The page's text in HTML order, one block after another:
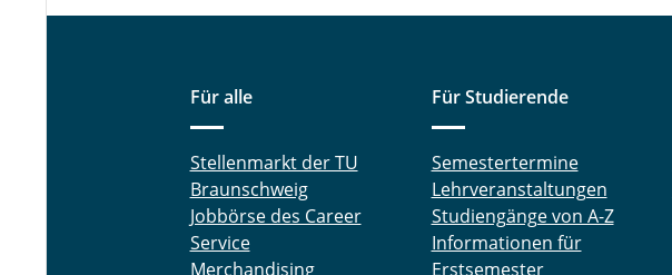
Für alle
Stellenmarkt der TU
Braunschweig
Jobbörse des Career
Service
Merchandising
Für Studierende
Semestertermine
Lehrveranstaltungen
Studiengänge von A-Z
Informationen für
Erstsemester